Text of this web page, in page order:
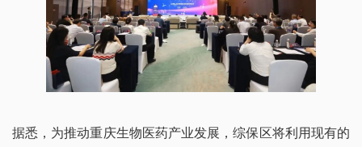
据悉，为推动重庆生物医药产业发展，综保区将利用现有的